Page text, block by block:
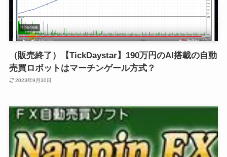
（販売終了）【TickDaystar】190万円のAI搭載の自動
売買ロボットはマーチンゲール方式？
2023年9月30日